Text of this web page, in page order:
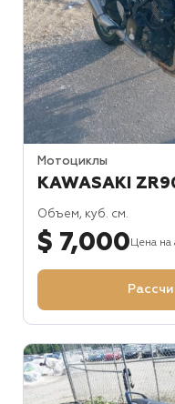
Мотоциклы
KAWASAKI
Объем, куб. см.
$ 7,000 Цена